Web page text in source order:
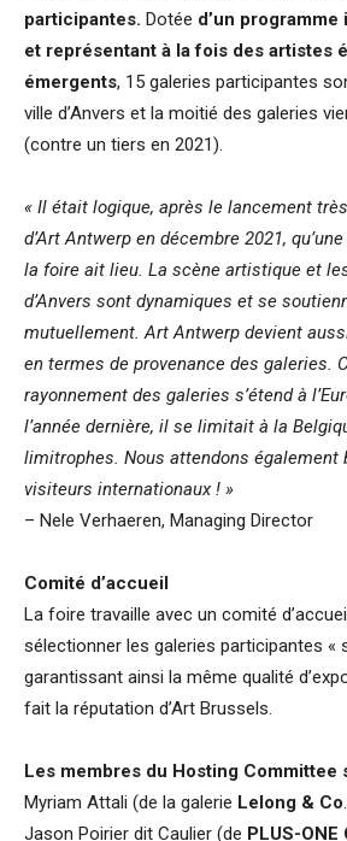
participantes. Dotée d’un
et représentant à la fois des artistes
émergents, 15 galeries participantes
ville d’Anvers et la moitié des galeries
(contre un tiers en 2021).
« Il était logique, après le lancement
d’Art Antwerp en décembre 2021,
la foire ait lieu. La scène artistique et
d’Anvers sont dynamiques et se
mutuellement. Art Antwerp devient
en termes de provenance des galeries.
rayonnement des galeries s’étend à
l’année dernière, il se limitait à la
limitrophes. Nous attendons également
visiteurs internationaux ! »
– Nele Verhaeren, Managing Director
Comité d’accueil
La foire travaille avec un comité
sélectionner les galeries participantes «
garantissant ainsi la même qualité
fait la réputation d’Art Brussels.
Les membres du Hosting Committee
Myriam Attali (de la galerie Lelong & Co
Jason Poirier dit Caulier (de PLUS-ONE